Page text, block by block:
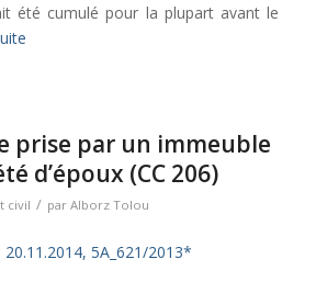
été cumulé pour la plupart avant le
prise par un immeuble
d’époux (CC 206)
civil / par Alborz Tolou
20.11.2014, 5A_621/2013*